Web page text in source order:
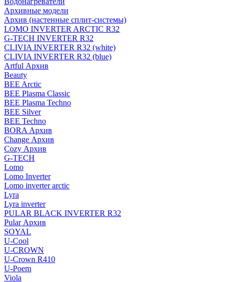
Архивные модели
Архив (настенные сплит-системы)
LOMO INVERTER ARCTIC R32
G-TECH INVERTER R32
CLIVIA INVERTER R32 (white)
CLIVIA INVERTER R32 (blue)
Artful Архив
Beauty
BEE Arctic
BEE Plasma Classic
BEE Plasma Techno
BEE Silver
BEE Techno
BORA Архив
Change Архив
Cozy Архив
G-TECH
Lomo
Lomo Inverter
Lomo inverter arctic
Lyra
Lyra inverter
PULAR BLACK INVERTER R32
Pular Архив
SOYAL
U-Cool
U-CROWN
U-Crown R410
U-Poem
Viola